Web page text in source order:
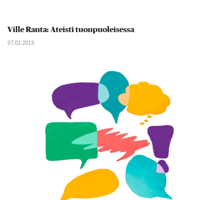
Ville Ranta: Ateisti tuonpuoleisessa
07.01.2019